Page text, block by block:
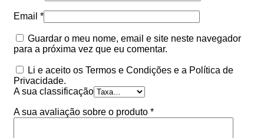
Email *
Guardar o meu nome, email e site neste navegador
para a próxima vez que eu comentar.
Li e aceito os Termos e Condições e a Política de
Privacidade.
A sua classificação
A sua avaliação sobre o produto *